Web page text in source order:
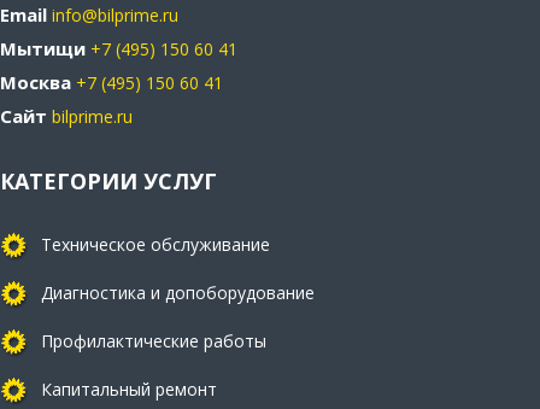
Email info@bilprime.ru
Мытищи +7 (495) 150 60 41
Москва +7 (495) 150 60 41
Сайт bilprime.ru
КАТЕГОРИИ УСЛУГ
Техническое обслуживание
Диагностика и допоборудование
Профилактические работы
Капитальный ремонт